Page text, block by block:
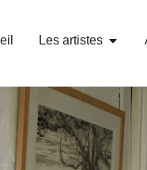
Les artistes